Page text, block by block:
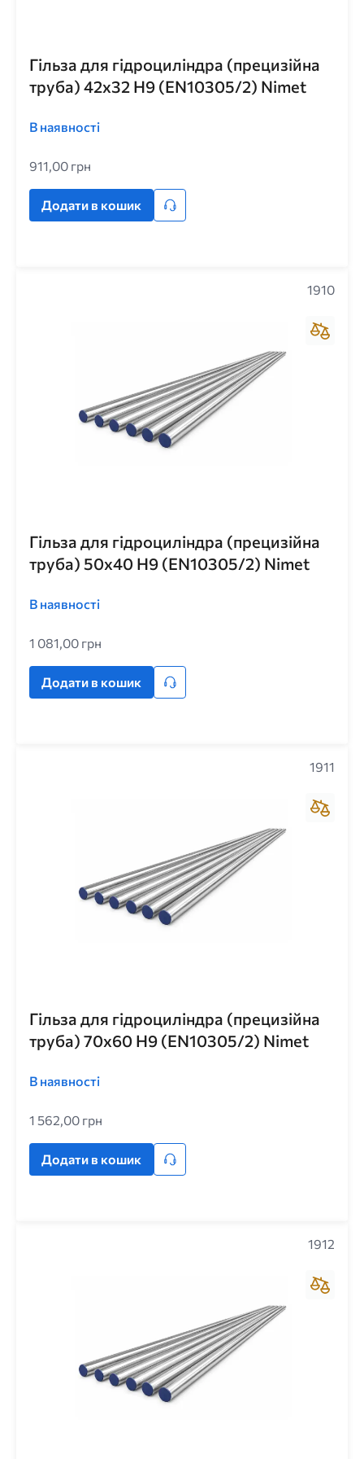
Гільза для гідроциліндра (прецизійна
труба) 42x32 H9 (EN10305/2) Nimet
В наявності
911,00 грн
Додати в кошик
Гільза для гідроциліндра (прецизійна
труба) 50x40 H9 (EN10305/2) Nimet
В наявності
1 081,00 грн
Додати в кошик
1910
Гільза для гідроциліндра (прецизійна
труба) 70x60 H9 (EN10305/2) Nimet
В наявності
1 562,00 грн
Додати в кошик
1911
1912